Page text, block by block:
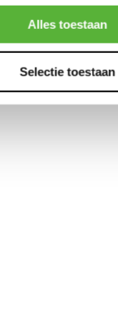
Alles toestaan
Selectie toestaan